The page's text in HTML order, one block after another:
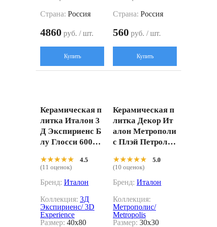
Страна: Россия
4860 руб. / шт.
Купить
Страна: Россия
560 руб. / шт.
Купить
Керамическая п
литка Италон 3
Д Экспириенс Б
лу Глосси 60001
0x80
★★★★★
★★★★★
4.5
(11 оценок)
Бренд: Италон
Коллекция: 3Д
Экспириенс/ 3D
Experience
Размер: 40x80
Керамическая п
литка Декор Ит
алон Метрополи
с Плэй Петрол 6
ный 30x30
★★★★★
★★★★★
5.0
(10 оценок)
Бренд: Италон
Коллекция:
Метрополис/
Metropolis
Размер: 30x30